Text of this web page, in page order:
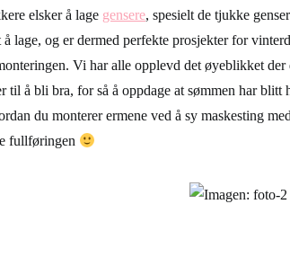
elsker å lage gensere, spesielt de tjukke
å lage, og er dermed perfekte prosjekter for
Vi har alle opplevd det øyeblikket der
til å bli bra, for så å oppdage at sømmen har
du monterer ermene ved å sy maskesting
fullføringen